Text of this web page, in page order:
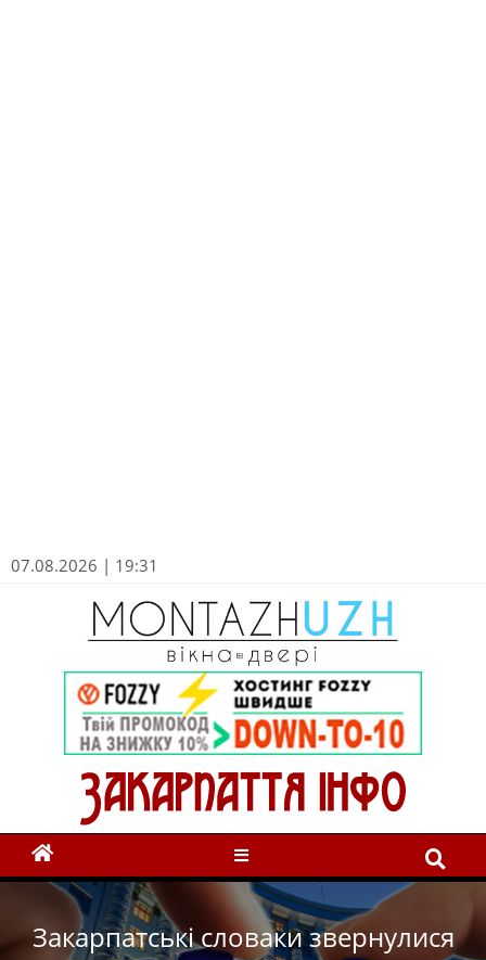
07.08.2026 | 19:31
Закарпатські словаки звернулися